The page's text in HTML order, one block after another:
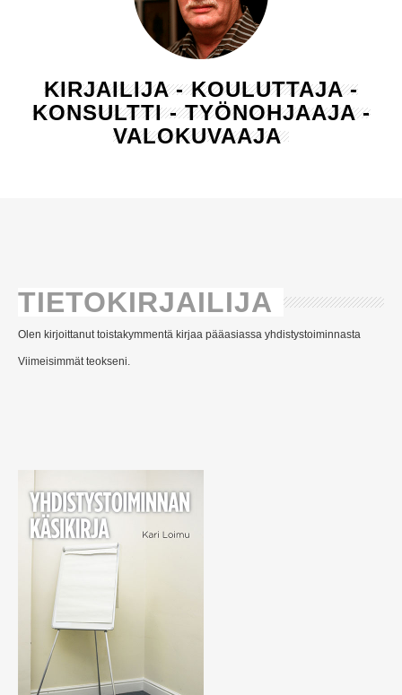
KIRJAILIJA - KOULUTTAJA -
KONSULTTI - TYÖNOHJAAJA -
VALOKUVAAJA
TIETOKIRJAILIJA
Olen kirjoittanut toistakymmentä kirjaa pääasiassa yhdistystoiminnasta
Viimeisimmät teokseni.